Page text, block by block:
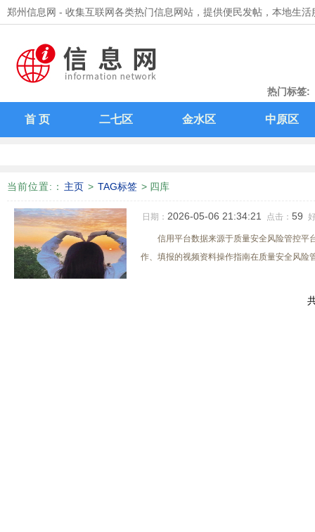
郑州信息网 - 收集互联网各类热门信息网站，提供便民发帖，本地生活
热门标签:
首 页 二七区 金水区 中原区
当前位置: ： 主页 > TAG标签 > 四库
日期： 2026-05-06 21:34:21 点击： 59
信用平台数据来源于质量安全风险管控平
作、填报的视频资料操作指南在质量安全风险